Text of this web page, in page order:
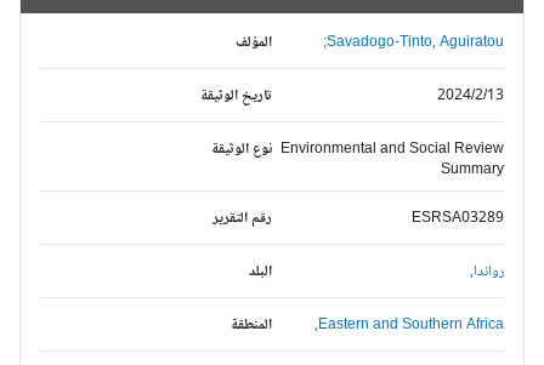
المؤلف Savadogo-Tinto, Aguiratou;
تاريخ الوثيقة 2024/2/13
نوع الوثيقة Environmental and Social Review
Summary
رقم التقرير
ESRSA03289
البلد رواندا,
المنطقة Eastern and Southern Africa,